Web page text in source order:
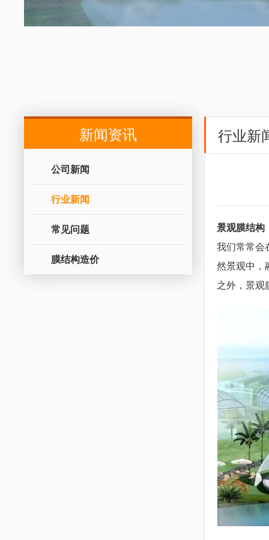
新闻资讯
公司新闻
行业新闻
常见问题
膜结构造价
行业新
景观膜结构
我们常常会
然景观中，
之外，景观